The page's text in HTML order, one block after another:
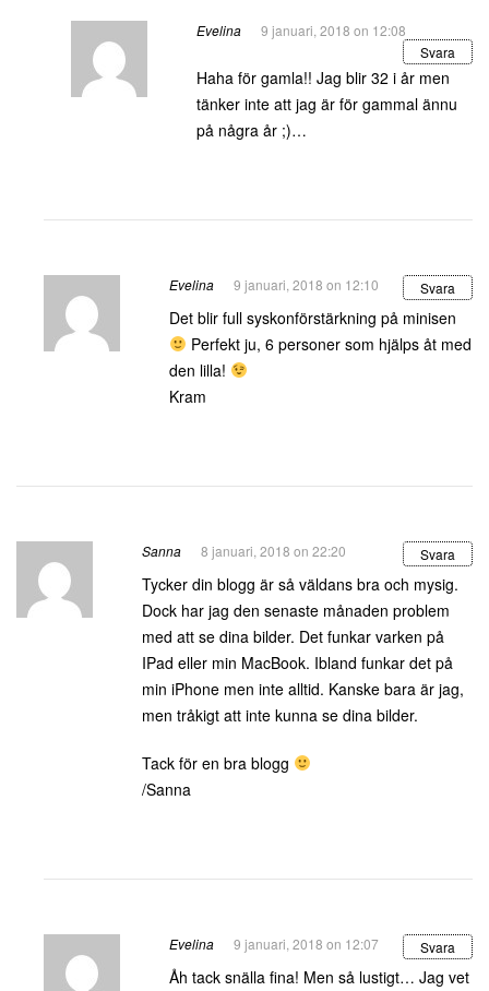
Evelina
9 januari, 2018 on 12:08
Svara
Haha för gamla!! Jag blir 32 i år men
tänker inte att jag är för gammal ännu
på några år ;)…
Evelina 9 januari, 2018 on 12:10 Svara
Det blir full syskonförstärkning på minisen
Perfekt ju, 6 personer som hjälps åt med
den lilla!
Kram
Sanna 8 januari, 2018 on 22:20 Svara
Tycker din blogg är så väldans bra och mysig.
Dock har jag den senaste månaden problem
med att se dina bilder. Det funkar varken på
IPad eller min MacBook. Ibland funkar det på
min iPhone men inte alltid. Kanske bara är jag,
men tråkigt att inte kunna se dina bilder.
Tack för en bra blogg
/Sanna
Evelina 9 januari, 2018 on 12:07 Svara
Åh tack snälla fina! Men så lustigt… Jag vet